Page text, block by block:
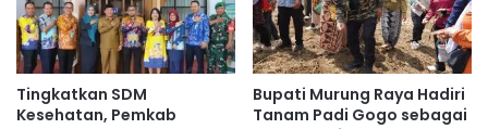
Tingkatkan SDM
Kesehatan, Pemkab
Bupati Murung Raya Hadiri
Tanam Padi Gogo sebagai